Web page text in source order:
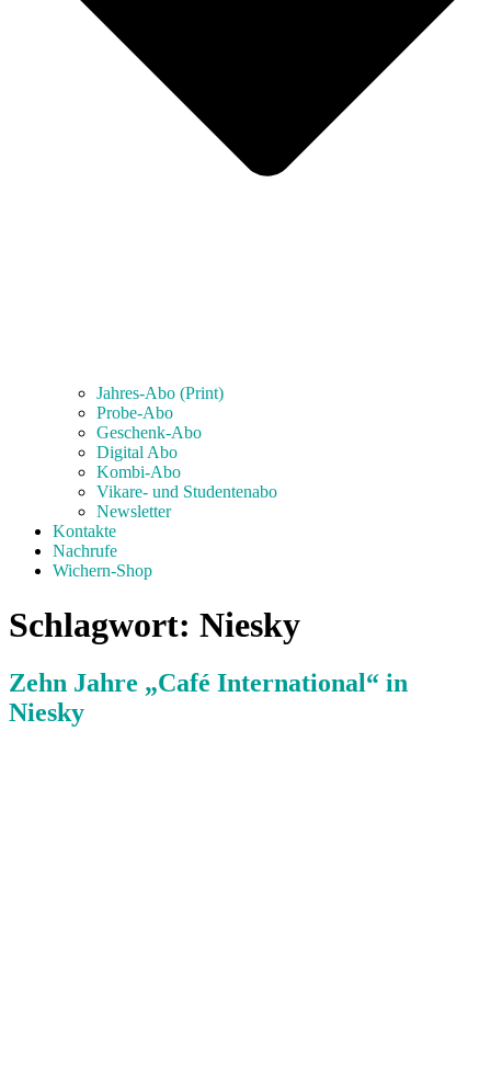
Jahres-Abo (Print)
Probe-Abo
Geschenk-Abo
Digital Abo
Kombi-Abo
Vikare- und Studentenabo
Newsletter
Kontakte
Nachrufe
Wichern-Shop
Schlagwort: Niesky
Zehn Jahre „Café International“ in
Niesky